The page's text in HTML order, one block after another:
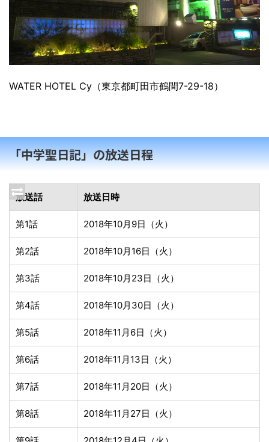
WATER HOTEL Cy（東京都町田市鶴間7-29-18）
「中学聖日記」の放送日程
放送話 放送日時
第1話 2018年10月9日（火）
第2話 2018年10月16日（火）
第3話 2018年10月23日（火）
第4話 2018年10月30日（火）
第5話 2018年11月6日（火）
第6話 2018年11月13日（火）
第7話 2018年11月20日（火）
第8話 2018年11月27日（火）